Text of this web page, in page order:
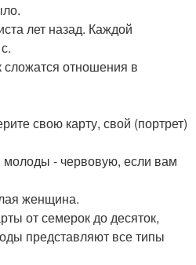
лет назад. Каждой
сложатся отношения в
свою карту, свой (портрет)
- червовую, если вам
женщина.
от семерок до десяток,
представляют все типы